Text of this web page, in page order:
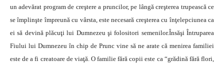
un adevărat program de creştere a pruncilor, pe lângă creşterea trupească ce
se împlinşte împreună cu vârsta, este necesară creşterea cu înţelepciunea ca
ei să devină plăcuţi lui Dumnezeu şi folositori semenilor.Însăşi Întruparea
Fiului lui Dumnezeu în chip de Prunc vine să ne arate că menirea familiei
este de a fi creatoare de viaţă. O familie fără copii este ca “grădină fără flori,